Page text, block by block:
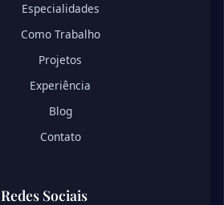
Especialidades
Como Trabalho
Projetos
Experiência
Blog
Contato
Redes Sociais